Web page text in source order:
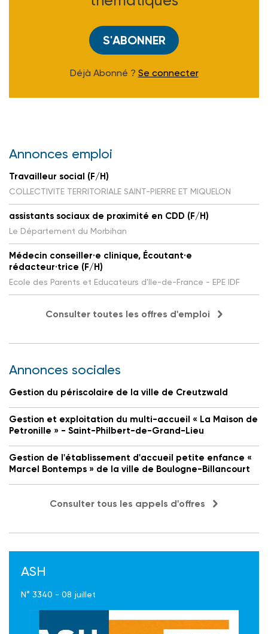
S'ABONNER
Déjà Abonné ? Se connecter
Annonces emploi
Travailleur social (F/H)
COLLECTIVITE TERRITORIALE SAINT-PIERRE ET MIQUELON
assistants sociaux de proximité en CDD (F/H)
Le Département du Morbihan
Médecin conseiller·e clinique, Écoutant·e
rédacteur·trice (F/H)
Ecole des Parents et Educateurs d'Ile-de-France - EPE IDF
Consulter toutes les offres d'emploi
Annonces sociales
Gestion du périscolaire de la ville de Creutzwald
Gestion et exploitation du multi-accueil « La Maison de
Petronille » - Saint-Philbert-de-Grand-Lieu
Gestion de l'établissement d'accueil petite enfance «
Marcel Bontemps » de la ville de Boulogne-Billancourt
Consulter tous les appels d'offres
ASH
N° 3340 - 08 juillet